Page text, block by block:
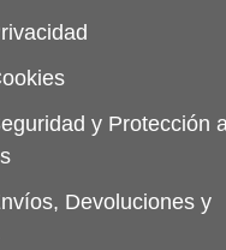
y Protección
Devoluciones y